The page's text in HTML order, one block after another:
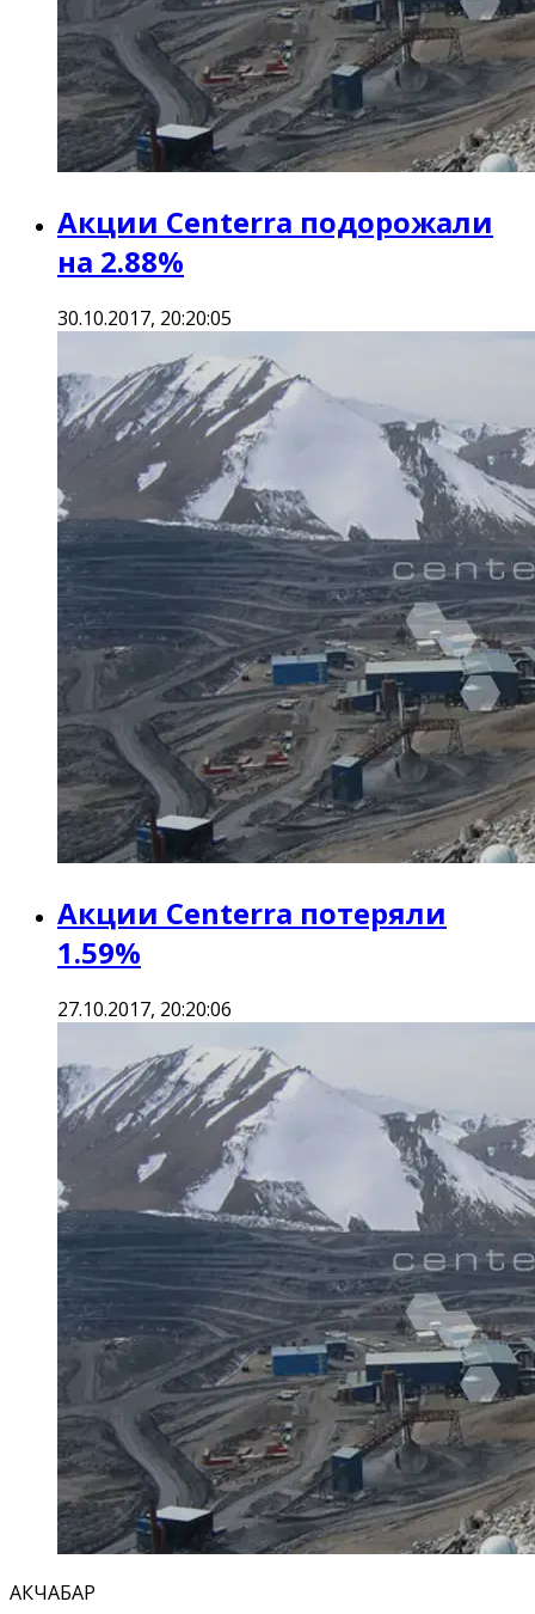
Акции Centerra подорожали
на 2.88%
30.10.2017, 20:20:05
Акции Centerra потеряли
1.59%
27.10.2017, 20:20:06
АКЧАБАР